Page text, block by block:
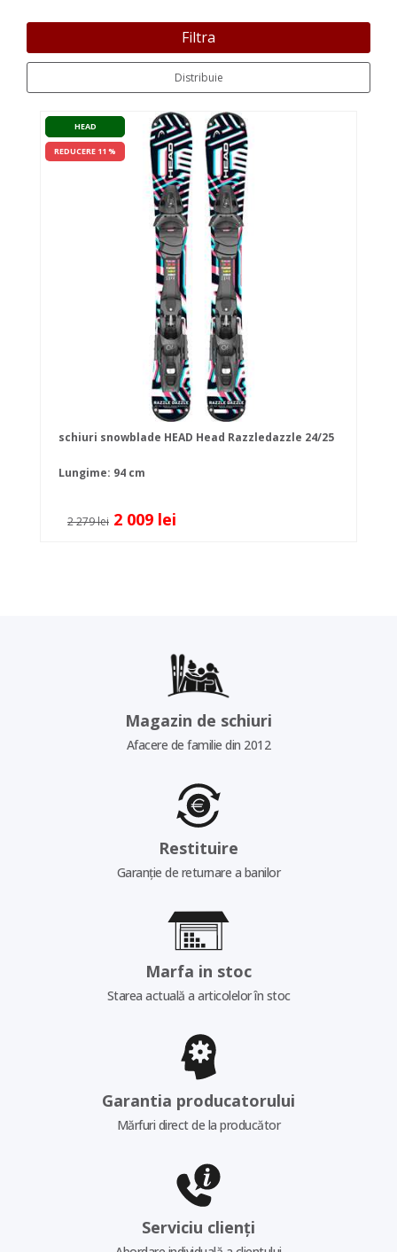
Filtra
Distribuie
HEAD
REDUCERE 11 %
schiuri snowblade HEAD Head Razzledazzle 24/25
Lungime: 94 cm
2 279 lei 2 009 lei
Magazin de schiuri
Afacere de familie din 2012
Restituire
Garanție de returnare a banilor
Marfa in stoc
Starea actuală a articolelor în stoc
Garantia producatorului
Mărfuri direct de la producător
Serviciu clienți